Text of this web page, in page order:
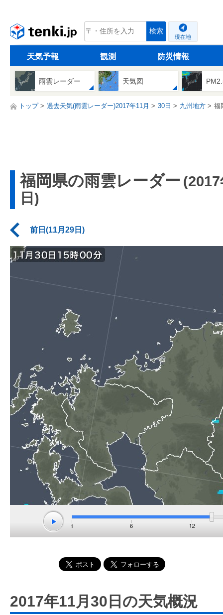
tenki.jp 検索
現在地
天気予報 観測 防災情報
雨雲レーダー 天気図
トップ 過去天気(雨雲レーダー)2017年11月 30日 九州地方 福
福岡県の雨雲レーダー
日)
前日(11月29日)
2017年11月30日の天気概況